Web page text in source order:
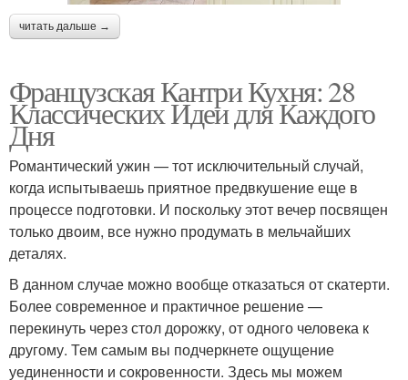
читать дальше →
Французская Кантри Кухня: 28
Классических Идеи для Каждого
Дня
Романтический ужин — тот исключительный случай,
когда испытываешь приятное предвкушение еще в
процессе подготовки. И поскольку этот вечер посвящен
только двоим, все нужно продумать в мельчайших
деталях.
В данном случае можно вообще отказаться от скатерти.
Более современное и практичное решение —
перекинуть через стол дорожку, от одного человека к
другому. Тем самым вы подчеркнете ощущение
уединенности и сокровенности. Здесь мы можем